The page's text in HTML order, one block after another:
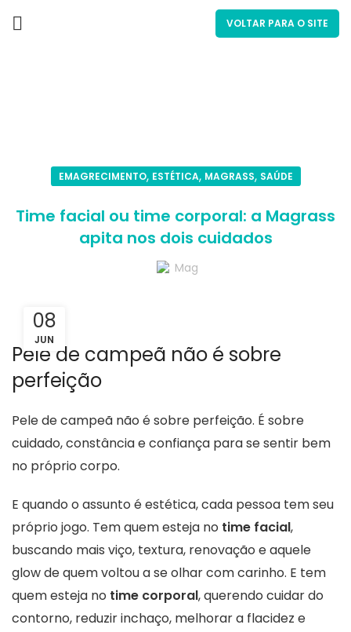
VOLTAR PARA O SITE
EMAGRECIMENTO, ESTÉTICA, MAGRASS, SAÚDE
Time facial ou time corporal: a Magrass
apita nos dois cuidados
Mag
08
JUN
Pele de campeã não é sobre
perfeição
Pele de campeã não é sobre perfeição. É sobre
cuidado, constância e confiança para se sentir bem
no próprio corpo.
E quando o assunto é estética, cada pessoa tem seu
próprio jogo. Tem quem esteja no time facial,
buscando mais viço, textura, renovação e aquele
glow de quem voltou a se olhar com carinho. E tem
quem esteja no time corporal, querendo cuidar do
contorno, reduzir inchaço, melhorar a flacidez e